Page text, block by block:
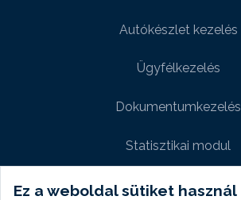
Ez a weboldal sütiket használ
Autókészlet kezelés
Ügyfélkezelés
Dokumentumkezelés
Statisztikai modul
Weboldal modul